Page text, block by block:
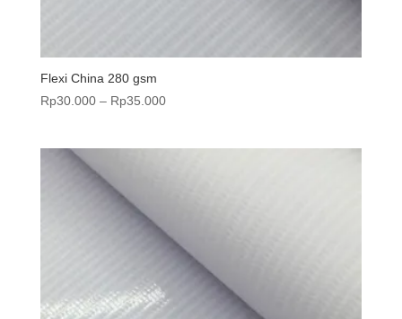
Flexi China 280 gsm
Rp30.000 – Rp35.000Rentang